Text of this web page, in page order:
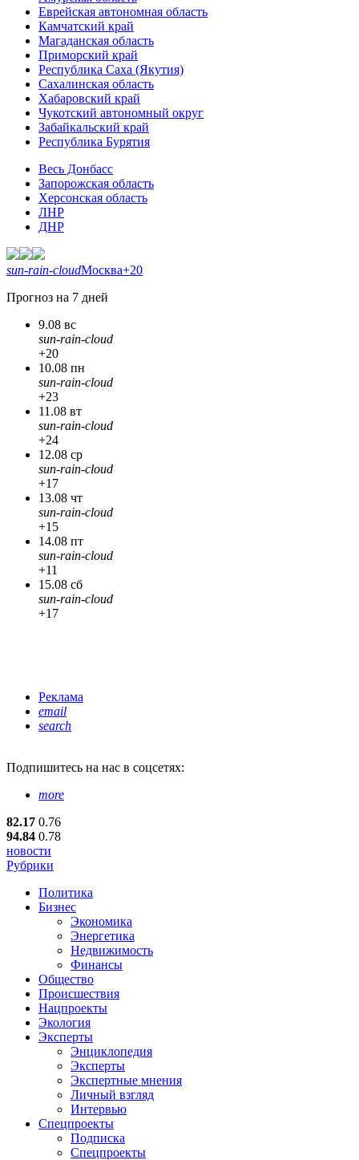
Еврейская автономная область
Камчатский край
Магаданская область
Приморский край
Республика Саха (Якутия)
Сахалинская область
Хабаровский край
Чукотский автономный округ
Забайкальский край
Республика Бурятия
Весь Донбасс
Запорожская область
Херсонская область
ЛНР
ДНР
sun-rain-cloudМосква+20
Прогноз на 7 дней
9.08 вс
sun-rain-cloud
+20
10.08 пн
sun-rain-cloud
+23
11.08 вт
sun-rain-cloud
+24
12.08 ср
sun-rain-cloud
+17
13.08 чт
sun-rain-cloud
+15
14.08 пт
sun-rain-cloud
+11
15.08 сб
sun-rain-cloud
+17
Реклама
email
search
Подпишитесь на нас в соцсетях:
more
82.17 0.76
94.84 0.78
новости
Рубрики
Политика
Бизнес
Экономика
Энергетика
Недвижимость
Финансы
Общество
Происшествия
Нацпроекты
Экология
Эксперты
Энциклопедия
Эксперты
Экспертные мнения
Личный взгляд
Интервью
Спецпроекты
Подписка
Спецпроекты